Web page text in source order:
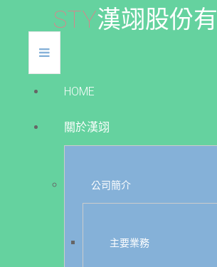
STY漢翊股份有
HOME
關於漢翊
公司簡介
主要業務